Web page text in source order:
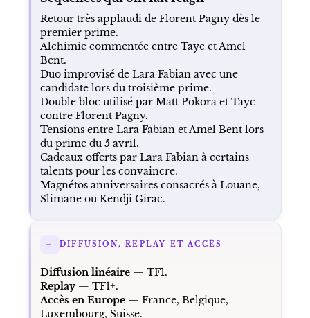
Retour très applaudi de Florent Pagny dès le
premier prime.
Alchimie commentée entre Tayc et Amel
Bent.
Duo improvisé de Lara Fabian avec une
candidate lors du troisième prime.
Double bloc utilisé par Matt Pokora et Tayc
contre Florent Pagny.
Tensions entre Lara Fabian et Amel Bent lors
du prime du 5 avril.
Cadeaux offerts par Lara Fabian à certains
talents pour les convaincre.
Magnétos anniversaires consacrés à Louane,
Slimane ou Kendji Girac.
DIFFUSION, REPLAY ET ACCÈS
Diffusion linéaire— TF1.
Replay— TF1+.
Accès en Europe— France, Belgique,
Luxembourg, Suisse.